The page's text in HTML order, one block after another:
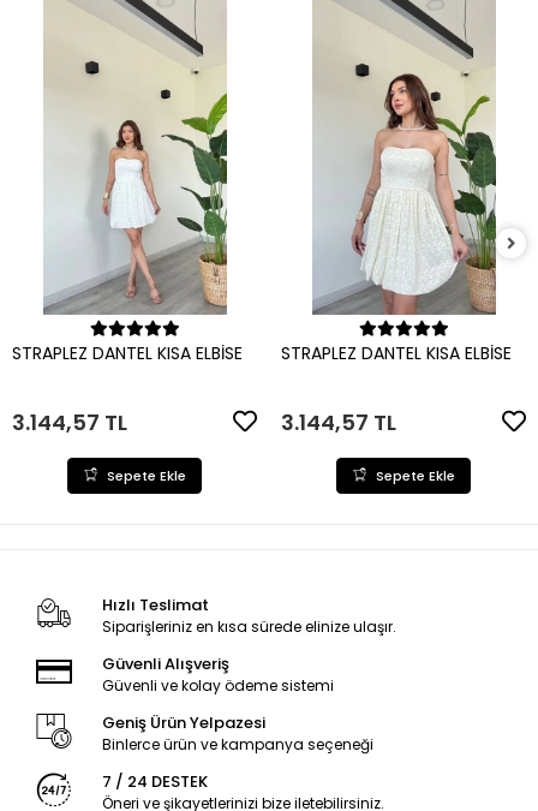
Sepete Ekle
STRAPLEZ DANTEL KISA ELBİSE
3.144,57 TL
Sepete Ekle
Sepete Ekle
STRAPLEZ DANTEL KISA ELBİSE
3.144,57 TL
Sepete Ekle
Hızlı Teslimat
Siparişleriniz en kısa sürede elinize ulaşır.
Güvenli Alışveriş
Güvenli ve kolay ödeme sistemi
Geniş Ürün Yelpazesi
Binlerce ürün ve kampanya seçeneği
7 / 24 DESTEK
Öneri ve şikayetlerinizi bize iletebilirsiniz.